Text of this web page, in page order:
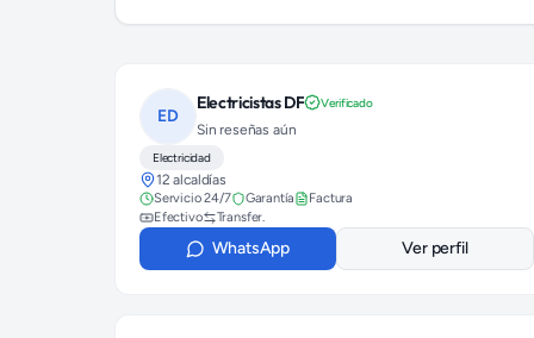
ED
Electricistas DF Verificado
Sin reseñas aún
Electricidad
12 alcaldías
Servicio 24/7 Garantía
Factura
Efectivo
Transfer.
WhatsApp Ver perfil